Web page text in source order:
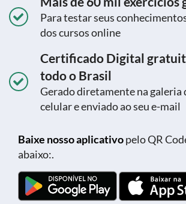
Para testar seus
dos cursos online
Certificado Digital
todo o Brasil
Gerado diretamente na galeria
celular e enviado ao seu e-mail
Baixe nosso aplicativopelo QR
abaixo:.